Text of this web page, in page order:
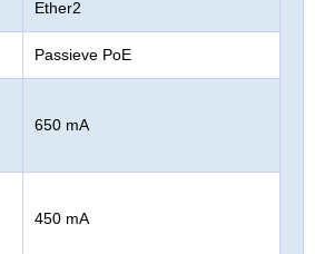
Ether2
Passieve PoE
650 mA
450 mA